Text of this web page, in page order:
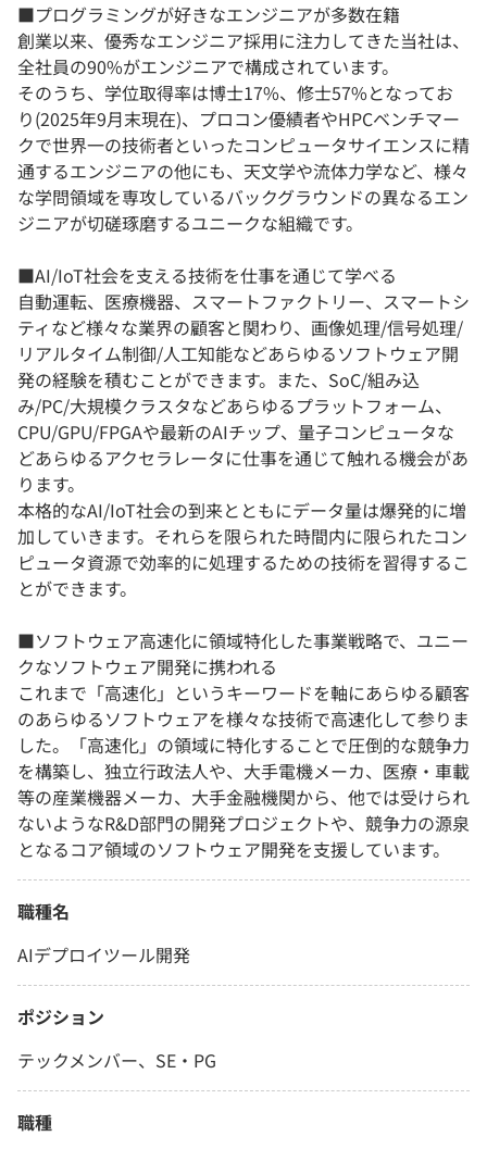
■プログラミングが好きなエンジニアが多数在籍
創業以来、優秀なエンジニア採用に注力してきた当社は、
全社員の90%がエンジニアで構成されています。
そのうち、学位取得率は博士17%、修士57%となってお
り(2025年9月末現在)、プロコン優績者やHPCベンチマー
クで世界一の技術者といったコンピュータサイエンスに精
通するエンジニアの他にも、天文学や流体力学など、様々
な学問領域を専攻しているバックグラウンドの異なるエン
ジニアが切磋琢磨するユニークな組織です。
■AI/IoT社会を支える技術を仕事を通じて学べる
自動運転、医療機器、スマートファクトリー、スマートシ
ティなど様々な業界の顧客と関わり、画像処理/信号処理/
リアルタイム制御/人工知能などあらゆるソフトウェア開
発の経験を積むことができます。また、SoC/組み込
み/PC/大規模クラスタなどあらゆるプラットフォーム、
CPU/GPU/FPGAや最新のAIチップ、量子コンピュータな
どあらゆるアクセラレータに仕事を通じて触れる機会があ
ります。
本格的なAI/IoT社会の到来とともにデータ量は爆発的に増
加していきます。それらを限られた時間内に限られたコン
ピュータ資源で効率的に処理するための技術を習得するこ
とができます。
■ソフトウェア高速化に領域特化した事業戦略で、ユニー
クなソフトウェア開発に携われる
これまで「高速化」というキーワードを軸にあらゆる顧客
のあらゆるソフトウェアを様々な技術で高速化して参りま
した。「高速化」の領域に特化することで圧倒的な競争力
を構築し、独立行政法人や、大手電機メーカ、医療・車載
等の産業機器メーカ、大手金融機関から、他では受けられ
ないようなR&D部門の開発プロジェクトや、競争力の源泉
となるコア領域のソフトウェア開発を支援しています。
職種名
AIデプロイツール開発
ポジション
テックメンバー、SE・PG
職種